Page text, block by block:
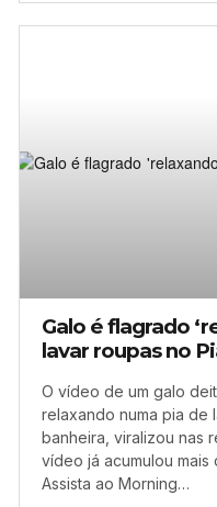
Galo é flagrado
lavar roupas no
O vídeo de um galo
relaxando numa pia de
banheira, viralizou nas
vídeo já acumulou mais
Assista ao Morning…